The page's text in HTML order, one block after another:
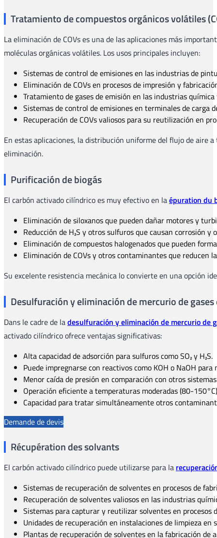
Tratamiento de compuestos orgánicos volátiles
La eliminación de COVs es una de las aplicaciones más
moléculas orgánicas volátiles. Los usos principales incluyen:
Sistemas de control de emisiones en las industrias de
Eliminación de COVs en procesos de impresión y
Tratamiento de gases de emisión en las industrias
Sistemas de control de emisiones en terminales de carga
Recuperación de COVs valiosos para su reutilización en
En estas aplicaciones, la distribución uniforme del flujo de aire
eliminación.
Purificación de biogás
El carbón activado cilíndrico es muy efectivo en laépuration du
Eliminación de siloxanos que pueden dañar motores y
Reducción de H₂S y otros sulfuros que causan corrosión y
Eliminación de compuestos halogenados que pueden
Eliminación de COVs y otros contaminantes que reducen
Su excelente resistencia mecánica lo convierte en una opción
Desulfuración y eliminación de mercurio de
Dans le cadre de ladesulfuración y eliminación de mercurio de
activado cilíndrico ofrece ventajas significativas:
Alta capacidad de adsorción para sulfuros como SO₂ y H₂S.
Puede impregnarse con reactivos como KOH o NaOH
Menor caída de presión en comparación con otros
Operación eficiente a temperaturas moderadas (80-
Capacidad para tratar simultáneamente otros
Demande de devis
Récupération des solvants
El carbón activado cilíndrico puede utilizarse para la
Sistemas de recuperación de solventes en procesos de
Recuperación de solventes valiosos en las industrias
Sistemas para capturar y reutilizar solventes en procesos
Unidades de recuperación en instalaciones de limpieza en
Plantas de recuperación de solventes en la fabricación de